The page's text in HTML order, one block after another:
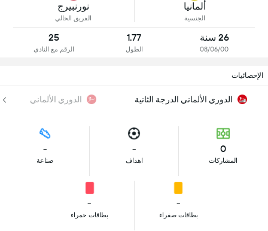
ألمانيا
الجنسية
نورنبيرج
الفريق الحالي
26 سنة
08/06/00
1.77
الطول
25
الرقم مع النادي
الإحصائيات
الدوري الألماني الدرجة الثانية الدوري الألماني
0
المشاركات
-
اهداف
-
صناعة
-
بطاقات صفراء
-
بطاقات حمراء